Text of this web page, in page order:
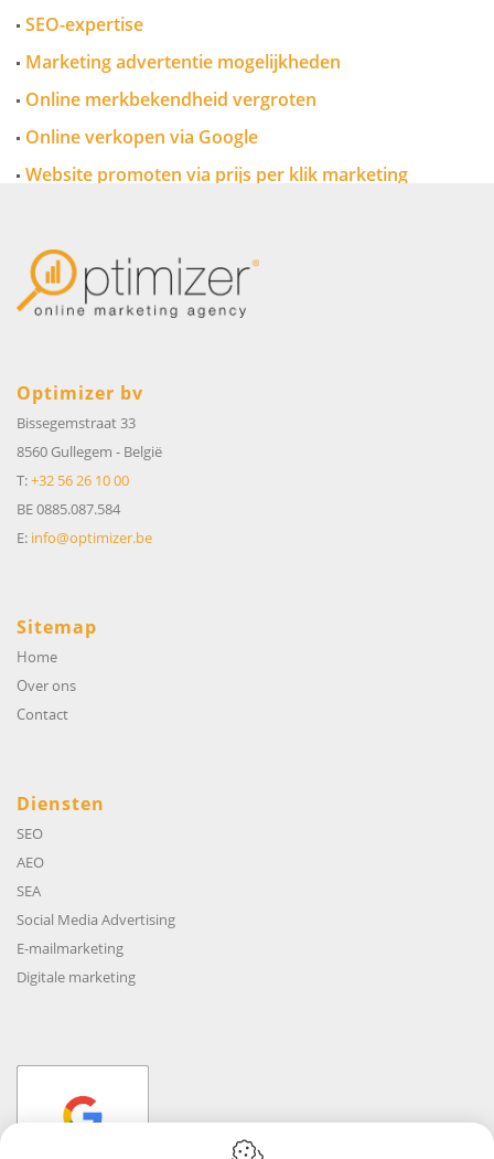
SEO-expertise
Marketing advertentie mogelijkheden
Online merkbekendheid vergroten
Online verkopen via Google
Website promoten via prijs per klik marketing
Optimizer bv
Bissegemstraat 33
8560 Gullegem - België
T:+32 56 26 10 00
BE 0885.087.584
E: info@optimizer.be
Sitemap
Home
Over ons
Contact
Diensten
SEO
AEO
SEA
Social Media Advertising
E-mailmarketing
Digitale marketing